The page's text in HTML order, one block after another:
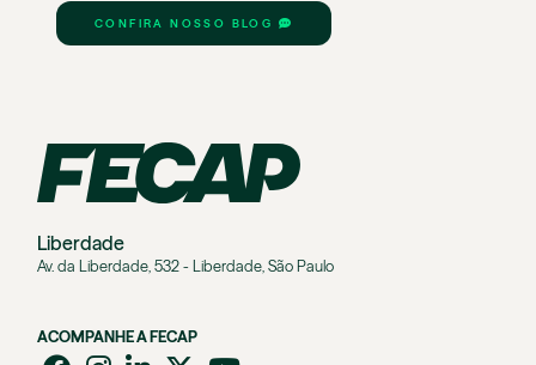
CONFIRA NOSSO BLOG
Liberdade
Av. da Liberdade, 532 - Liberdade, São Paulo
ACOMPANHE A FECAP